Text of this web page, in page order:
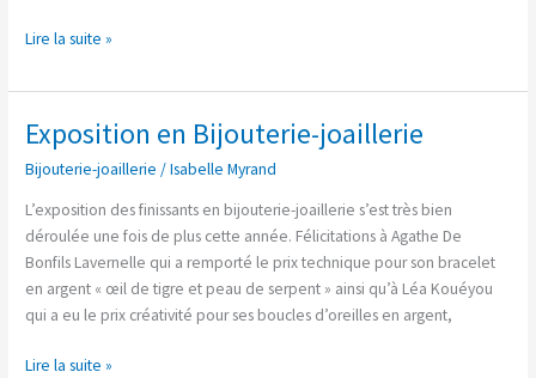
Lire la suite »
Exposition en Bijouterie-joaillerie
Bijouterie-joaillerie /Isabelle Myrand
L’exposition des finissants en bijouterie-joaillerie s’est très bien
déroulée une fois de plus cette année. Félicitations à Agathe De
Bonfils Lavernelle qui a remporté le prix technique pour son bracelet
en argent « œil de tigre et peau de serpent » ainsi qu’à Léa Kouéyou
qui a eu le prix créativité pour ses boucles d’oreilles en argent,
Exposition
Bijouterie-
joaillerie
Lire la suite »